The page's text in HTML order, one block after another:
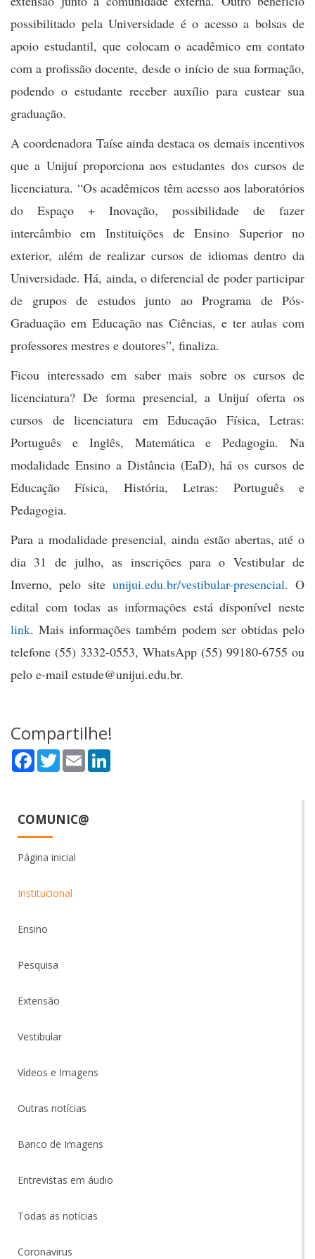
possibilitado pela Universidade é o acesso a bolsas de
apoio estudantil, que colocam o acadêmico em contato
com a profissão docente, desde o início de sua formação,
podendo o estudante receber auxílio para custear sua
graduação.
A coordenadora Taíse ainda destaca os demais incentivos
que a Unijuí proporciona aos estudantes dos cursos de
licenciatura. “Os acadêmicos têm acesso aos laboratórios
do Espaço + Inovação, possibilidade de fazer
intercâmbio em Instituições de Ensino Superior no
exterior, além de realizar cursos de idiomas dentro da
Universidade. Há, ainda, o diferencial de poder participar
de grupos de estudos junto ao Programa de Pós-
Graduação em Educação nas Ciências, e ter aulas com
professores mestres e doutores”, finaliza.
Ficou interessado em saber mais sobre os cursos de
licenciatura? De forma presencial, a Unijuí oferta os
cursos de licenciatura em Educação Física, Letras:
Português e Inglês, Matemática e Pedagogia. Na
modalidade Ensino a Distância (EaD), há os cursos de
Educação Física, História, Letras: Português e
Pedagogia.
Para a modalidade presencial, ainda estão abertas, até o
dia 31 de julho, as inscrições para o Vestibular de
Inverno, pelo site unijui.edu.br/vestibular-presencial. O
edital com todas as informações está disponível neste
link. Mais informações também podem ser obtidas pelo
telefone (55) 3332-0553, WhatsApp (55) 99180-6755 ou
pelo e-mail estude@unijui.edu.br.
Compartilhe!
Facebook
TwitterEmail
COMUNIC@
Página inicial
Institucional
Ensino
Pesquisa
Extensão
Vestibular
Vídeos e Imagens
Outras notícias
Banco de Imagens
Entrevistas em áudio
Todas as notícias
Coronavirus